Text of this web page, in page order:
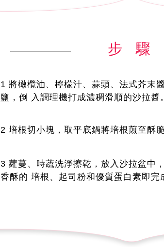
步 驟
1 將橄欖油、檸檬汁、蒜頭、法式芥末
鹽，倒 入調理機打成濃稠滑順的沙拉醬。
2 培根切小塊，取平底鍋將培根煎至酥脆
3 蘿蔓、時蔬洗淨擦乾，放入沙拉盆中
香酥的 培根、起司粉和優質蛋白素即完